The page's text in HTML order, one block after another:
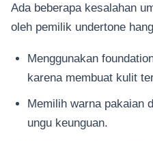
Ada beberapa kesalahan
oleh pemilik undertone
Menggunakan
karena membuat kulit
Memilih warna pakaian
ungu keunguan.